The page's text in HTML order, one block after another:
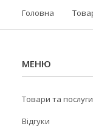
Головна
Товари та послуги
Відгуки